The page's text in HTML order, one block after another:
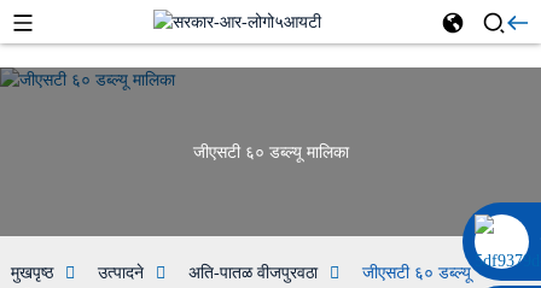
००८६ १३३२२९२०६९७
जीएसटी ६० डब्ल्यू मालिका
मुखपृष्ठ उत्पादने अति-पातळ वीजपुरवठा
जीएसटी ६० डब्ल्यू